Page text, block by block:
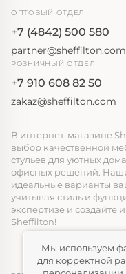
ОПТОВЫЙ ОТДЕЛ
+7 (4842) 500 580
partner@sheffilton.com
РОЗНИЧНЫЙ ОТДЕЛ
+7 910 608 82 50
zakaz@sheffilton.com
В интернет-магазине
выбор качественной
стульев для уютных
офисных решений.
идеальные варианты
учитывая стиль и
экспертизе и создайте
Sheffilton!
Мы используем
для корректной